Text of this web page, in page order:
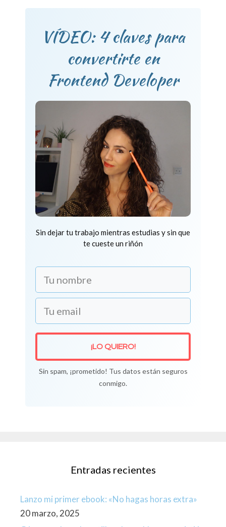
VÍDEO: 4 claves para
convertirte en
Frontend Developer
Sin dejar tu trabajo mientras estudias y sin que
te cueste un riñón
¡LO QUIERO!
Sin spam, ¡prometido! Tus datos están seguros
conmigo.
Entradas recientes
Lanzo mi primer ebook: «No hagas horas extra»
20 marzo, 2025